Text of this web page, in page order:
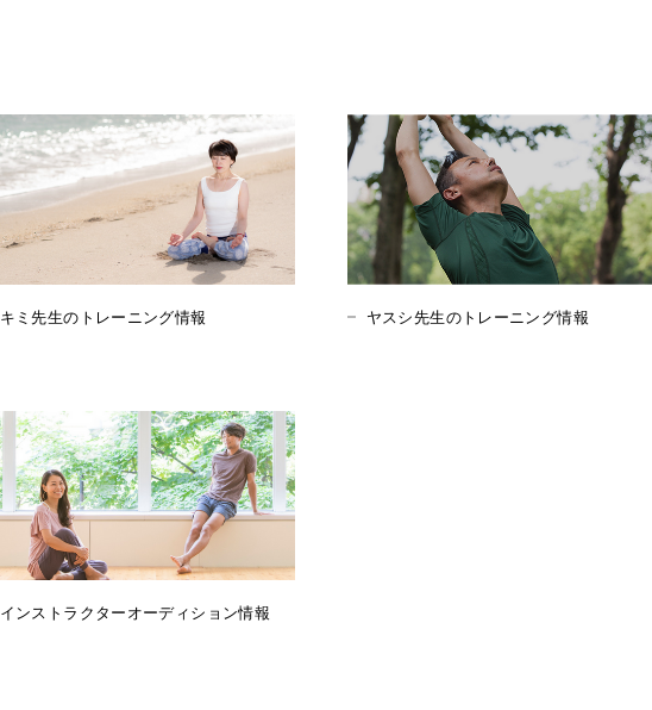
キミ先生のトレーニング情報 ヤスシ先生のトレーニング情報
インストラクターオーディション情報